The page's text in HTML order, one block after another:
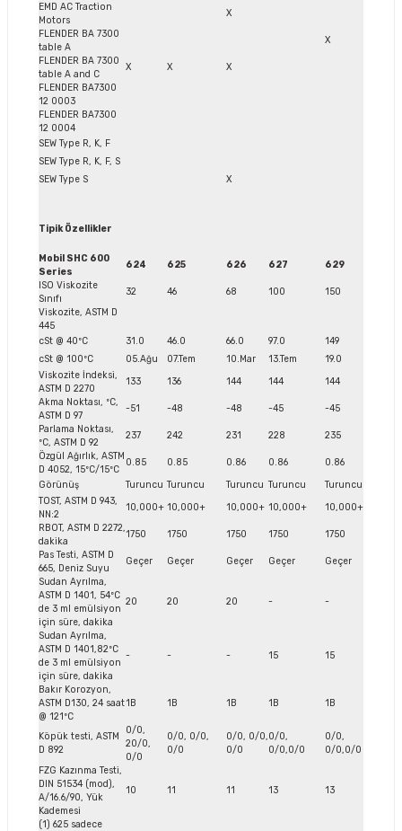
EMD AC Traction
Motors
X
FLENDER BA 7300
table A
X
FLENDER BA 7300
table A and C
X X
X
FLENDER BA7300
12 0003
FLENDER BA7300
12 0004
SEW Type R, K, F
SEW Type R, K, F, S
SEW Type S
X
Tipik Özellikler
Mobil SHC 600
Series
624 625 626 627
629
ISO Viskozite
Sınıfı
32 46 68 100
150
Viskozite, ASTM D
445
cSt @ 40ºC
31.0 46.0 66.0 97.0
149
cSt @ 100ºC
05.Ağu 07.Tem 10.Mar 13.Tem
19.0
Viskozite İndeksi,
ASTM D 2270
133 136 144 144
144
Akma Noktası, ºC,
ASTM D 97
-51 -48 -48 -45
-45
Parlama Noktası,
ºC, ASTM D 92
237 242 231 228
235
Özgül Ağırlık, ASTM
D 4052, 15ºC/15ºC
0.85 0.85 0.86 0.86
0.86
Görünüş
Turuncu Turuncu Turuncu Turuncu
Turuncu
TOST, ASTM D 943,
NN:2
10,000+ 10,000+ 10,000+ 10,000+
10,000+
RBOT, ASTM D 2272,
dakika
1750 1750 1750 1750
1750
Pas Testi, ASTM D
665, Deniz Suyu
Geçer Geçer Geçer Geçer
Geçer
Sudan Ayrılma,
ASTM D 1401, 54ºC
de 3 ml emülsiyon
için süre, dakika
20 20 20 - -
Sudan Ayrılma,
ASTM D 1401,82ºC
de 3 ml emülsiyon
için süre, dakika
- - - 15 15
Bakır Korozyon,
ASTM D130, 24 saat
@ 121ºC
1B 1B 1B 1B 1B
Köpük testi, ASTM
D 892
0/0,
20/0,
0/0
0/0, 0/0,
0/0
0/0, 0/0,
0/0
0/0,
0/0,0/0
0/0,
0/0,0/0
FZG Kazınma Testi,
DIN 51534 (mod),
A/16.6/90, Yük
Kademesi
10 11 11 13 13
(1) 625 sadece